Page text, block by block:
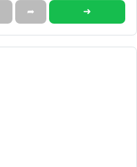
➦ ➜